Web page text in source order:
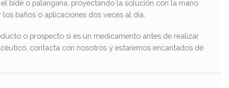
bidé o palangana, proyectando la solución con la mano
baños o aplicaciones dos veces al día.
o prospecto si es un medicamento antes de realizar
contacta con nosotros y estaremos encantados de